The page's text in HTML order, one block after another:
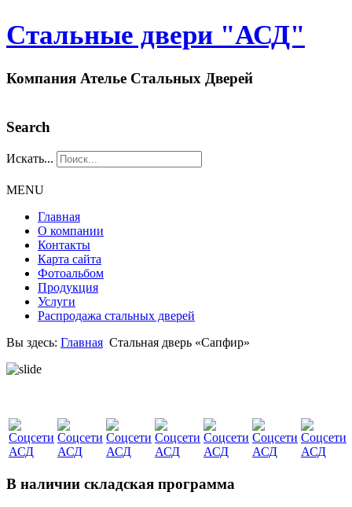
Стальные двери "АСД"
Компания Ателье Стальных Дверей
Search
Искать...
MENU
Главная
О компании
Контакты
Карта сайта
Фотоальбом
Продукция
Услуги
Распродажа стальных дверей
Вы здесь: Главная Стальная дверь «Сапфир»
В наличии складская программа